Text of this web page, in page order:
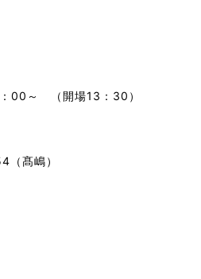
00～ （開場13：30）
髙嶋）